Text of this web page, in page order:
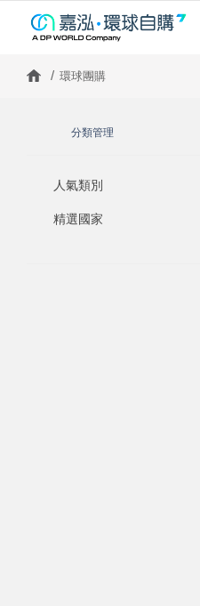
環球團購
分類管理
人氣類別
精選國家